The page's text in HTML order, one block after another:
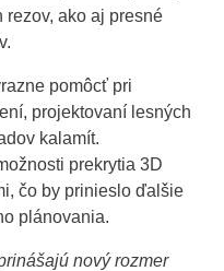
rezov, ako aj presné
pomôcť pri
projektovaní lesných
kalamít.
prekrytia 3D
čo by prinieslo ďalšie
plánovania.
nový rozmer